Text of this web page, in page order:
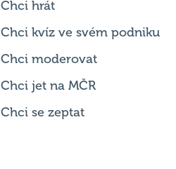
Chci hrát
Chci kvíz ve svém podniku
Chci moderovat
Chci jet na MČR
Chci se zeptat